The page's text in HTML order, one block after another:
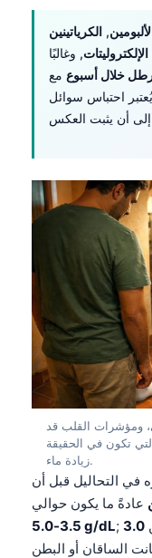
,
الإلكتروليتات
مع
احتباس سوائل
ومؤشرات القلب قد
تكون في الحقيقة
زيادة ماء.
في التحاليل قبل أن
عادةً ما يكون حوالي
3.5-5.0 g/dL
الساقان أو البطن